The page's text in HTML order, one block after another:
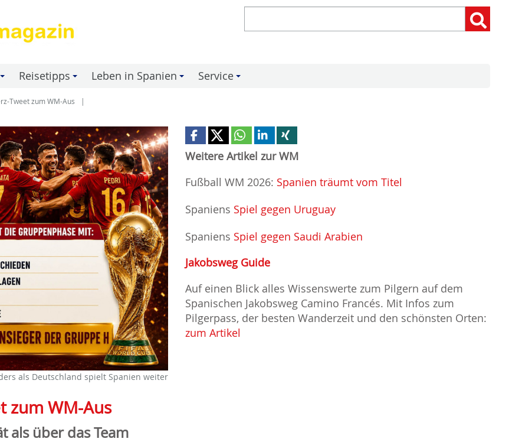
Suchen:
Reisetipps Leben in Spanien Service
Tweet zum WM-Aus
als Deutschland spielt Spanien weiter
zum WM-Aus
als über das Team
Weitere Artikel zur WM
Fußball WM 2026: Spanien träumt vom Titel
Spaniens Spiel gegen Uruguay
Spaniens Spiel gegen Saudi Arabien
Jakobsweg Guide
Auf einen Blick alles Wissenswerte zum Pilgern auf dem
Spanischen Jakobsweg Camino Francés. Mit Infos zum
Pilgerpass, der besten Wanderzeit und den schönsten Orten:
zum Artikel